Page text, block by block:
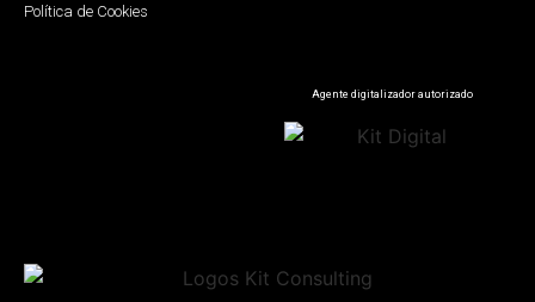
Política de Cookies
Agente digitalizador autorizado